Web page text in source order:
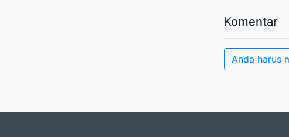
Komentar
Anda harus